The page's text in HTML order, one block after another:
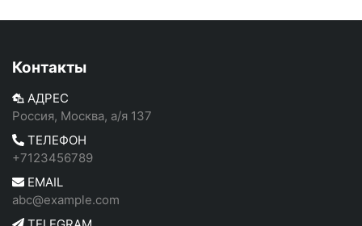
Контакты
АДРЕС
Россия, Москва, а/я 137
ТЕЛЕФОН
+7123456789
EMAIL
abc@example.com